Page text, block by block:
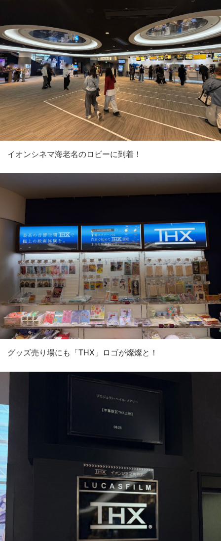
イオンシネマ海老名のロビーに到着！
グッズ売り場にも「THX」ロゴが燦燦と！